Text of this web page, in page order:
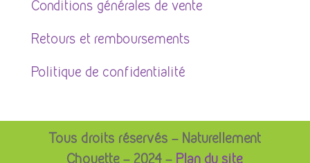
Conditions générales de vente
Retours et remboursements
Politique de confidentialité
Tous droits réservés – Naturellement
Chouette – 2024 – Plan du site